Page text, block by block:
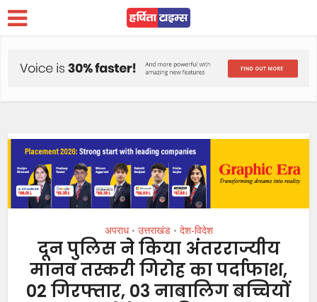
अपराध • उत्तराखंड • देश-विदेश
दून पुलिस ने किया अंतरराज्यीय
मानव तस्करी गिरोह का पर्दाफाश,
02 गिरफ्तार, 03 नाबालिग बच्चियों